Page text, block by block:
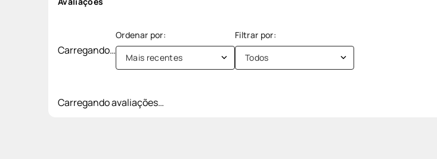
Carregando…
Mais recentes Todos
Carregando avaliações…